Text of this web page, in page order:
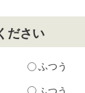
ださい
ふつう
ふつう